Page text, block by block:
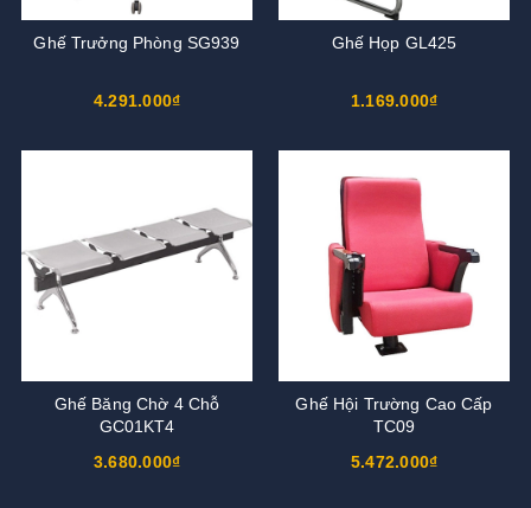
Ghế Trưởng Phòng SG939
4.291.000₫
Ghế Họp GL425
1.169.000₫
Ghế Băng Chờ 4 Chỗ
GC01KT4
3.680.000₫
Ghế Hội Trường Cao Cấp
TC09
5.472.000₫